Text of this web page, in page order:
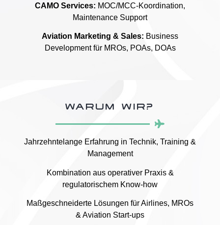
CAMO Services: MOC/MCC-Koordination,
Maintenance Support
Aviation Marketing & Sales: Business
Development für MROs, POAs, DOAs
WARUM WIR?
Jahrzehntelange Erfahrung in Technik, Training &
Management
Kombination aus operativer Praxis &
regulatorischem Know-how
Maßgeschneiderte Lösungen für Airlines, MROs
& Aviation Start-ups